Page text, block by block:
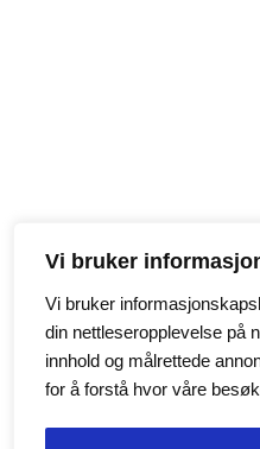
Vi bruker
Vi bruker
din nettleseropplevelse på
innhold og målrettede
for å forstå hvor våre